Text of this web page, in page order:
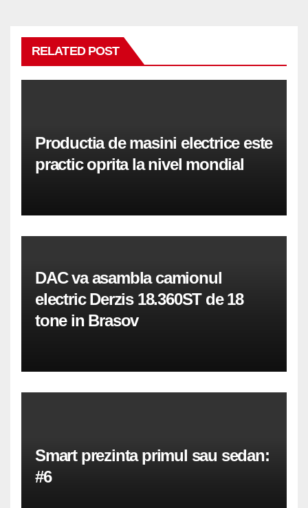
RELATED POST
Productia de masini electrice este
practic oprita la nivel mondial
DAC va asambla camionul
electric Derzis 18.360ST de 18
tone in Brasov
Smart prezinta primul sau sedan:
#6